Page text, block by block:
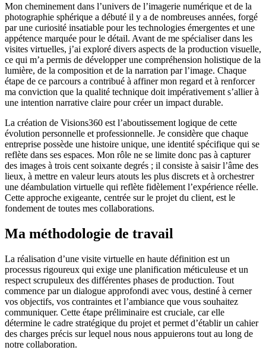
Mon cheminement dans l’univers de l’imagerie numérique et de la
photographie sphérique a débuté il y a de nombreuses années, forgé
par une curiosité insatiable pour les technologies émergentes et une
appétence marquée pour le détail. Avant de me spécialiser dans les
visites virtuelles, j’ai exploré divers aspects de la production visuelle,
ce qui m’a permis de développer une compréhension holistique de la
lumière, de la composition et de la narration par l’image. Chaque
étape de ce parcours a contribué à affiner mon regard et à renforcer
ma conviction que la qualité technique doit impérativement s’allier à
une intention narrative claire pour créer un impact durable.
La création de Visions360 est l’aboutissement logique de cette
évolution personnelle et professionnelle. Je considère que chaque
entreprise possède une histoire unique, une identité spécifique qui se
reflète dans ses espaces. Mon rôle ne se limite donc pas à capturer
des images à trois cent soixante degrés ; il consiste à saisir l’âme des
lieux, à mettre en valeur leurs atouts les plus discrets et à orchestrer
une déambulation virtuelle qui reflète fidèlement l’expérience réelle.
Cette approche exigeante, centrée sur le projet du client, est le
fondement de toutes mes collaborations.
Ma méthodologie de travail
La réalisation d’une visite virtuelle en haute définition est un
processus rigoureux qui exige une planification méticuleuse et un
respect scrupuleux des différentes phases de production. Tout
commence par un dialogue approfondi avec vous, destiné à cerner
vos objectifs, vos contraintes et l’ambiance que vous souhaitez
communiquer. Cette étape préliminaire est cruciale, car elle
détermine le cadre stratégique du projet et permet d’établir un cahier
des charges précis sur lequel nous nous appuierons tout au long de
notre collaboration.